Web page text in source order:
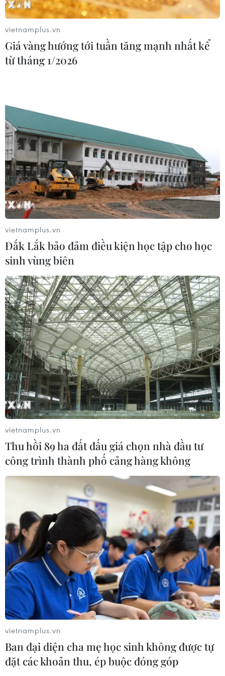
05/08/2026 03:26
Báo Argentina nói ngành vật liệu
công nghệ cao Việt Nam "hút" đầu tư
Việt Nam bàn giao gạo sản xuất tại
Cuba cho đối tác
05/08/2026 02:27
CELAC lần đầu tổ chức đối thoại giữa
các ứng cử viên Tổng Thư ký Liên
hợp quốc
04/08/2026 23:08
cư trái phép trong 12 tháng
04/08/2026 22:43
Động đất tại Venezuela: Số người
thiệt mạng đã tăng lên hơn 6.000
người
04/08/2026 10:17
Xem thêm
CƠ QUAN CHỦ QUẢN: THÔNG TẤN XÃ VIỆT NAM
Tổng Biên tập: TRẦN TIẾN DUẨN
Phó Tổng Biên tập: NGUYỄN THỊ TÁM, KHÚC THANH
THỦY
Sở hữu trí tuệ
Quy định sử dụng
RSS
Hỗ trợ
Ngôn ngữ
TTXVN
Dịch vụ tin
Liên hệ
vietnamplus.vn
Giá vàng hướng tới tuần tăng mạnh nhất kể
từ tháng 1/2026
vietnamplus.vn
Đắk Lắk bảo đảm điều kiện học tập cho học
sinh vùng biên
vietnamplus.vn
Thu hồi 89 ha đất đấu giá chọn nhà đầu tư
công trình thành phố cảng hàng không
vietnamplus.vn
Ban đại diện cha mẹ học sinh không được tự
đặt các khoản thu, ép buộc đóng góp